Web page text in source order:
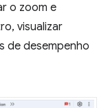
o zoom e
visualizar
de desempenho